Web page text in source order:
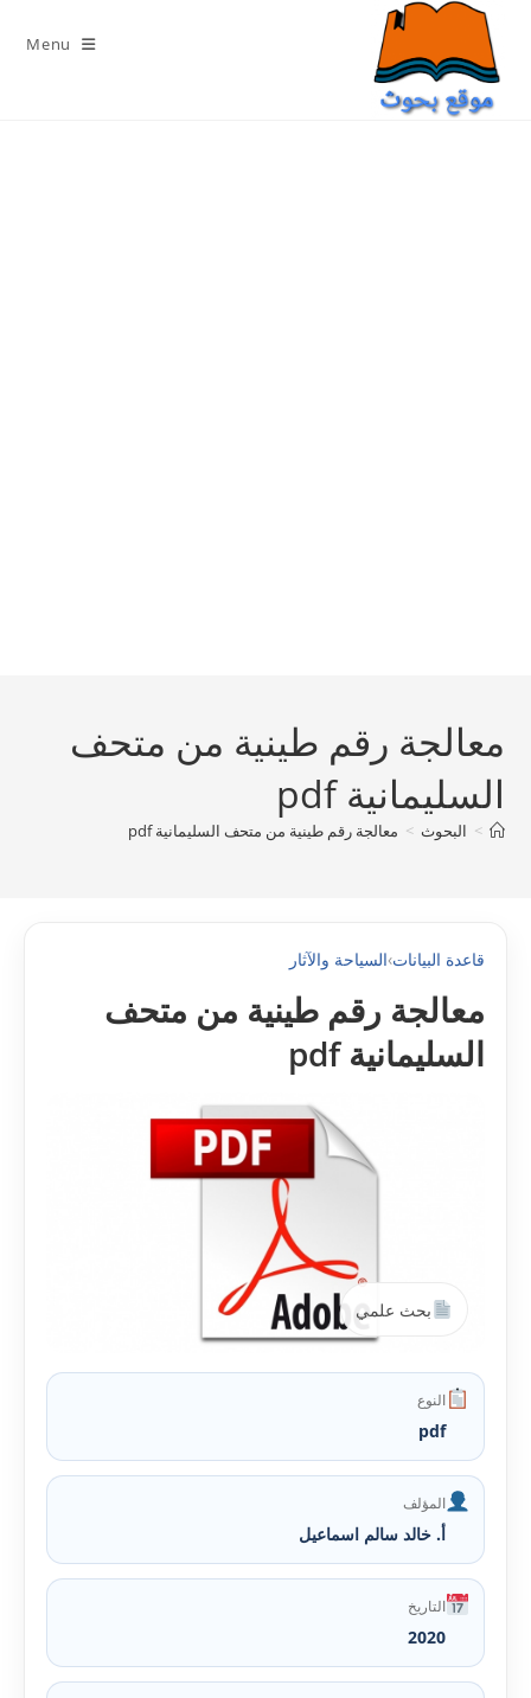
content
Menu
معالجة رقم طينية من متحف
السليمانية pdf
> البحوث > معالجة رقم طينية من متحف السليمانية pdf
قاعدة البيانات›السياحة والآثار
معالجة رقم طينية من متحف
السليمانية pdf
بحث علمي
النوع
pdf
المؤلف
أ. خالد سالم اسماعيل
التاريخ
2020